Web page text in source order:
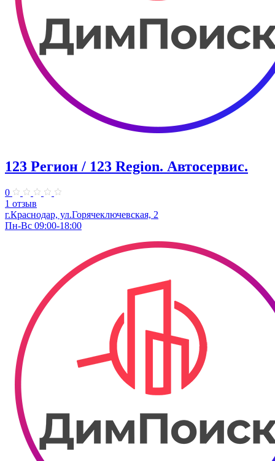
123 Регион / 123 Region. Автосервис.
0
1 отзыв
г.Краснодар, ул.Горячеключевская, 2
Пн-Вс 09:00-18:00